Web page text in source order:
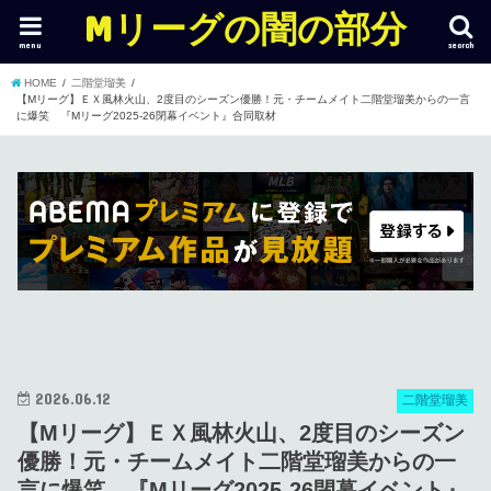
Mリーグの闇の部分 search
menu
HOME
二階堂瑠美
【Mリーグ】ＥＸ風林火山、2度目のシーズン優勝！元・チームメイト二階堂瑠美からの一言
に爆笑 『Mリーグ2025-26閉幕イベント』合同取材
二階堂瑠美
2026.06.12
【Mリーグ】ＥＸ風林火山、2度目のシーズン
優勝！元・チームメイト二階堂瑠美からの一